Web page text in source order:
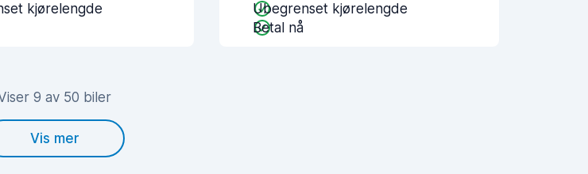
kjørelengde
Ubegrenset kjørelengde
Betal nå
9 av 50 biler
Vis mer